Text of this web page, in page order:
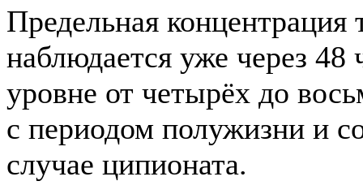
Предельная концентрация
наблюдается уже через
уровне от четырёх до
с периодом полужизни и
случае ципионата.